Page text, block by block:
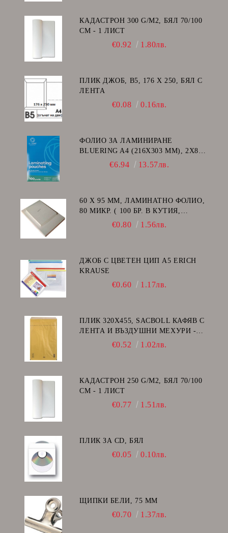
КАДАСТРОН 300 G/M2, БЯЛ 70/100
СМ - 1 ЛИСТ
€0.92 1.80лв.
ПЛИК ДЖОБ, В5, 176 Х 250, БЯЛ С
ЛЕНТА
€0.08 0.16лв.
ФОЛИО ЗА ЛАМИНИРАНЕ
BLUERING A4 (216X303 MM), 2X80
МИКРОНА 100 БР.
€6.94 13.57лв.
60 Х 95 ММ, ЛАМИНАТНО ФОЛИО,
80 МИКР. ( 100 БР. В КУТИЯ,
€0.80 1.56лв.
ДЖОБ С ЦВЕТЕН ЦИП A5 ERICH
KRAUSE
€0.60 1.17лв.
ПЛИК 320Х455, SACBOLL КАФЯВ С
ЛЕНТА И ВЪЗДУШНИ МЕХУРИ -
€0.52 1.02лв.
КАДАСТРОН 250 G/M2, БЯЛ 70/100
СМ - 1 ЛИСТ
€0.77 1.51лв.
ПЛИК ЗА CD, БЯЛ
€0.05 0.10лв.
ЩИПКИ БЕЛИ, 75 ММ
€0.70 1.37лв.